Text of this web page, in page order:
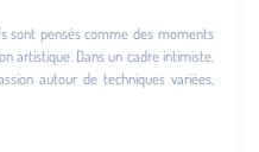
sont pensés comme des moments
artistique. Dans un cadre intimiste,
autour de techniques variées,